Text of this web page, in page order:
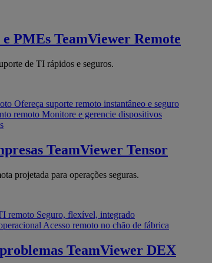
e PMEs TeamViewer Remote
de TI rápidos e seguros.
Ofereça suporte remoto instantâneo e seguro
remoto Monitore e gerencie dispositivos
TeamViewer Tensor
projetada para operações seguras.
remoto Seguro, flexível, integrado
Acesso remoto no chão de fábrica
TeamViewer DEX